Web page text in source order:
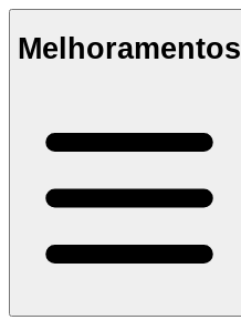
Melhoramentos